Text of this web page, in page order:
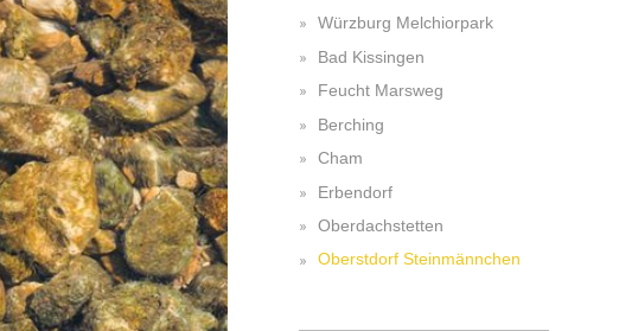
Würzburg Melchiorpark
Bad Kissingen
Feucht Marsweg
Berching
Cham
Erbendorf
Oberdachstetten
Oberstdorf Steinmännchen